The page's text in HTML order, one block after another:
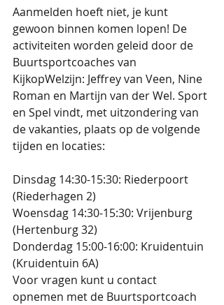
Aanmelden hoeft niet, je kunt
gewoon binnen komen lopen! De
activiteiten worden geleid door de
Buurtsportcoaches van
KijkopWelzijn: Jeffrey van Veen, Nine
Roman en Martijn van der Wel. Sport
en Spel vindt, met uitzondering van
de vakanties, plaats op de volgende
tijden en locaties:
Dinsdag 14:30-15:30: Riederpoort
(Riederhagen 2)
Woensdag 14:30-15:30: Vrijenburg
(Hertenburg 32)
Donderdag 15:00-16:00: Kruidentuin
(Kruidentuin 6A)
Voor vragen kunt u contact
opnemen met de Buurtsportcoach